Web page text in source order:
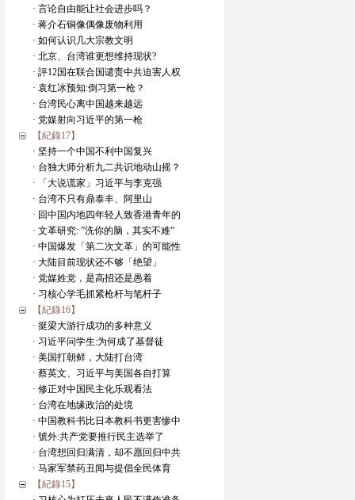
· 言论自由能让社会进步吗？
· 蒋介石铜像偶像废物利用
· 如何认识几大宗教文明
· 北京、台湾谁更想维持现状?
· 評12国在联合国谴责中共迫害人权
· 袁红冰预知:倒习第一枪？
· 台湾民心离中国越来越远
· 党媒射向习近平的第一枪
【紀錄17】
· 坚持一个中国不利中国复兴
· 台独大师分析九二共识地动山摇？
· 「大说谎家」习近平与李克强
· 台湾不只有鼎泰丰、阿里山
· 回中国内地四年轻人致香港青年的
· 文革研究: ”洗你的脑，其实不难”
· 中国爆发「第二次文革」的可能性
· 大陆目前现状还不够「绝望」
· 党媒姓党，是高招还是愚着
· 习核心学毛抓紧枪杆与笔杆子
【紀錄16】
· 挺梁大游行成功的多种意义
· 习近平问学生:为何成了基督徒
· 美国打朝鲜，大陆打台湾
· 蔡英文、习近平与美国各自打算
· 修正对中国民主化乐观看法
· 台湾在地缘政治的处境
· 中国教科书比日本教科书更害惨中
· 號外:共产党要推行民主选举了
· 台湾想回归满清，却不愿回归中共
· 马家军禁药丑闻与提倡全民体育
【紀錄15】